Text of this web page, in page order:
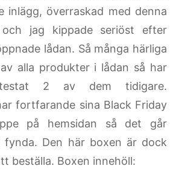
inlägg, överraskad med denna
jag kippade seriöst efter
lådan. Så många härliga
alla produkter i lådan så har
2 av dem tidigare.
fortfarande sina Black Friday
på hemsidan så det går
Den här boxen är dock
beställa. Boxen innehöll: